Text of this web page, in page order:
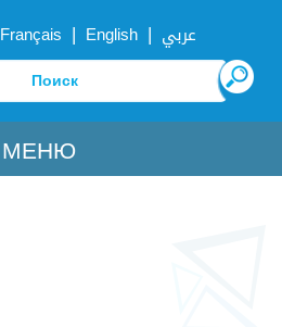
Français | English | عربي
МЕНЮ